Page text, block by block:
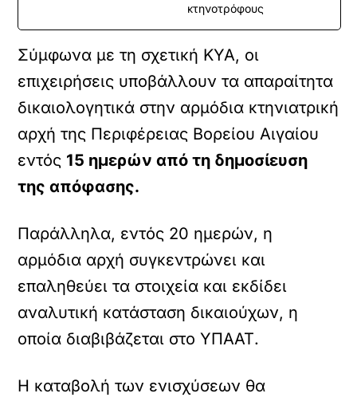
κτηνοτρόφους
Σύμφωνα με τη σχετική ΚΥΑ, οι
επιχειρήσεις υποβάλλουν τα απαραίτητα
δικαιολογητικά στην αρμόδια κτηνιατρική
αρχή της Περιφέρειας Βορείου Αιγαίου
εντός 15 ημερών από τη δημοσίευση
της απόφασης.
Παράλληλα, εντός 20 ημερών, η
αρμόδια αρχή συγκεντρώνει και
επαληθεύει τα στοιχεία και εκδίδει
αναλυτική κατάσταση δικαιούχων, η
οποία διαβιβάζεται στο ΥΠΑΑΤ.
Η καταβολή των ενισχύσεων θα